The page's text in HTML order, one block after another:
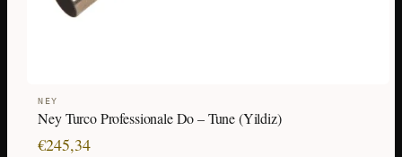
NEY
Ney Turco Professionale Do – Tune (Yildiz)
€245,34